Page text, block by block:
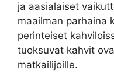
ja aasialaiset
maailman parhaina
perinteiset
tuoksuvat kahvit
matkailijoille.